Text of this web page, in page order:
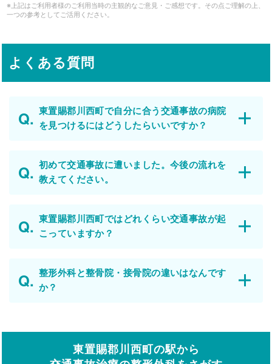
※上記はご利用者様のご利用当時の主観的なご意見・ご感想です。その点ご理解の上、
一つの参考としてご活用ください。
よくある質問
東置賜郡川西町で自分に合う交通事故の病院
を見つけるにはどうしたらいいですか？
初めて交通事故に遭いました。今後の流れを
教えてください。
東置賜郡川西町ではどれくらい交通事故が起
こっていますか？
整形外科と整骨院・接骨院の違いはなんです
か？
東置賜郡川西町の駅から